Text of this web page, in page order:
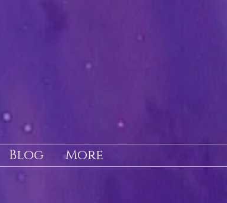
Blog More